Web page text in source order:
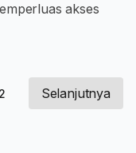
akses
Selanjutnya